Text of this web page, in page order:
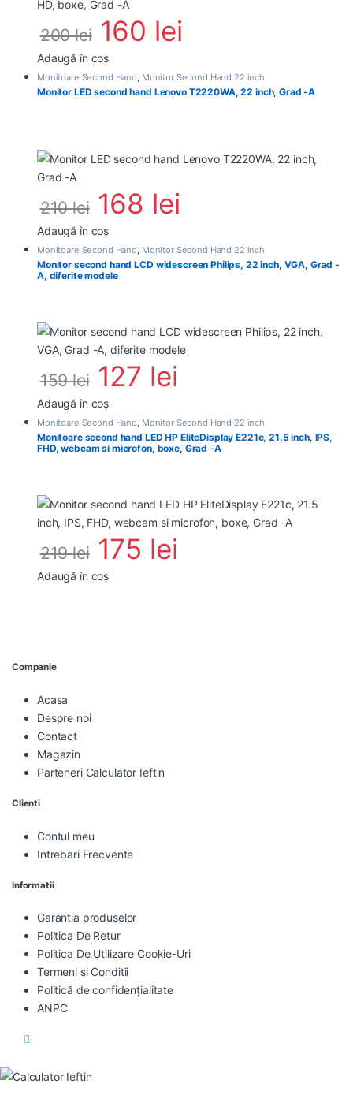
200lei 160 lei
Adaugă în coș
Monitoare Second Hand, Monitor Second Hand 22 inch
Monitor LED second hand Lenovo T2220WA, 22 inch, Grad -A
210lei 168 lei
Adaugă în coș
Monitoare Second Hand, Monitor Second Hand 22 inch
Monitor second hand LCD widescreen Philips, 22 inch, VGA, Grad -
A, diferite modele
159lei 127 lei
Adaugă în coș
Monitoare Second Hand Monitor Second Hand 22 inch
Monitoare second hand LED HP EliteDisplay E221c, 21.5 inch, IPS,
FHD, webcam si microfon, boxe, Grad -A
219lei 175 lei
Adaugă în coș
Companie
Acasa
Despre noi
Contact
Magazin
Parteneri Calculator Ieftin
Clienti
Contul meu
Intrebari Frecvente
Informatii
Garantia produselor
Politica De Retur
Politica De Utilizare Cookie-Uri
Termeni si Conditii
Politică de confidențialitate
ANPC